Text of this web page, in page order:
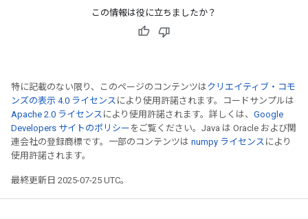
この情報は役に立ちましたか？
特に記載のない限り、このページのコンテンツはクリエイティブ・コモ
ンズの表示 4.0 ライセンス により使用許諾されます。コードサンプルは
Apache 2.0 ライセンス により使用許諾されます。詳しくは、 Google
Developers サイトのポリシー をご覧ください。Java は Oracle および関
連会社の登録商標です。一部のコンテンツは numpy ライセンス により
使用許諾されます。
最終更新日 2025-07-25 UTC。